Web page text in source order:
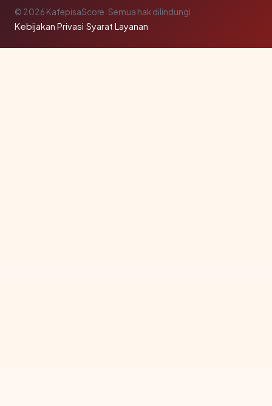
© 2026 KafepisaScore. Semua hak dilindungi.
Kebijakan Privasi·Syarat Layanan